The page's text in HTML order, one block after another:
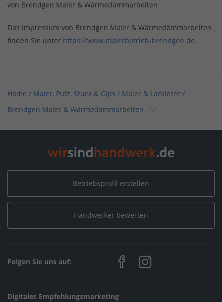
von Brendgen Maler & Wärmedämmarbeiten
Das Impressum von Brendgen Maler & Wärmedämmarbeiten
finden Sie unter https://www.malerbetrieb-brendgen.de.
Home / Maler, Putz, Stuck & Gips / Maler & Lackierer /
Brendgen Maler & Wärmedämmarbeiten
Home / Böden, Parkett, Teppich / Bodenleger /
Brendgen Maler & Wärmedämmarbeiten
Handwerksleistungen (Weitere) / Akustik- und Trockenbau
Brendgen Maler & Wärmedämmarbeiten
Maler, Putz, Stuck & Gips /
Brendgen Maler & Wärmedämmarbeiten
Brendgen Maler & Wärmedämmarbeiten
Betriebsprofil erstellen
Handwerker bewerten
Folgen Sie uns auf:
Digitales Empfehlungsmarketing